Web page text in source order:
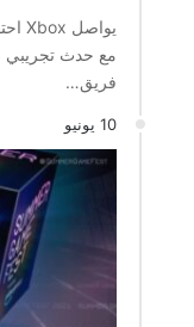
مع حدث تجريبي
فريق…
10 يونيو